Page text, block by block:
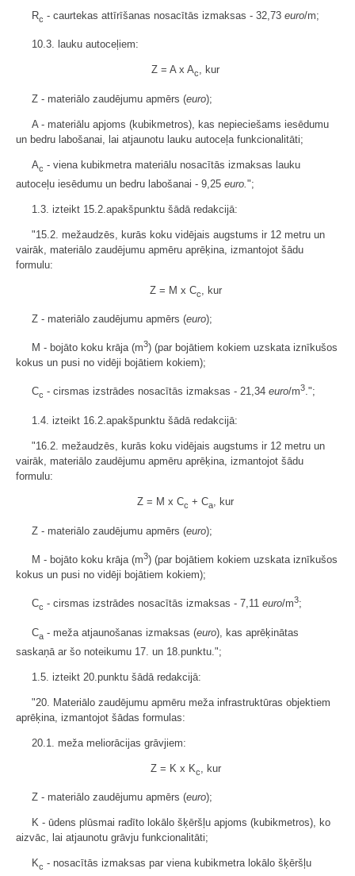
Rc - caurtekas attīrīšanas nosacītās izmaksas - 32,73 euro/m;
10.3. lauku autoceļiem:
Z = A x Ac, kur
Z - materiālo zaudējumu apmērs (euro);
A - materiālu apjoms (kubikmetros), kas nepieciešams iesēdumu
un bedru labošanai, lai atjaunotu lauku autoceļa funkcionalitāti;
Ac - viena kubikmetra materiālu nosacītās izmaksas lauku
autoceļu iesēdumu un bedru labošanai - 9,25 euro. ";
1.3. izteikt 15.2.apakšpunktu šādā redakcijā:
"15.2. mežaudzēs, kurās koku vidējais augstums ir 12 metru un
vairāk, materiālo zaudējumu apmēru aprēķina, izmantojot šādu
formulu:
Z = M x Cc , kur
Z - materiālo zaudējumu apmērs (euro);
M - bojāto koku krāja (m3) (par bojātiem kokiem uzskata iznīkušos
kokus un pusi no vidēji bojātiem kokiem);
Cc - cirsmas izstrādes nosacītās izmaksas - 21,34 euro/m3.";
1.4. izteikt 16.2.apakšpunktu šādā redakcijā:
"16.2. mežaudzēs, kurās koku vidējais augstums ir 12 metru un
vairāk, materiālo zaudējumu apmēru aprēķina, izmantojot šādu
formulu:
Z = M x Cc + Ca, kur
Z - materiālo zaudējumu apmērs (euro);
M - bojāto koku krāja (m3) (par bojātiem kokiem uzskata iznīkušos
kokus un pusi no vidēji bojātiem kokiem);
Cc - cirsmas izstrādes nosacītās izmaksas - 7,11 euro/m3;
Ca - meža atjaunošanas izmaksas (euro), kas aprēķinātas
saskaņā ar šo noteikumu 17. un 18.punktu.";
1.5. izteikt 20.punktu šādā redakcijā:
"20. Materiālo zaudējumu apmēru meža infrastruktūras objektiem
aprēķina, izmantojot šādas formulas:
20.1. meža meliorācijas grāvjiem:
Z = K x Kc , kur
Z - materiālo zaudējumu apmērs (euro);
K - ūdens plūsmai radīto lokālo šķēršļu apjoms (kubikmetros), ko
aizvāc, lai atjaunotu grāvju funkcionalitāti;
Kc - nosacītās izmaksas par viena kubikmetra lokālo šķēršļu